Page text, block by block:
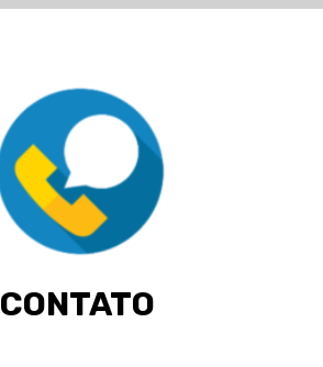
CONTATO